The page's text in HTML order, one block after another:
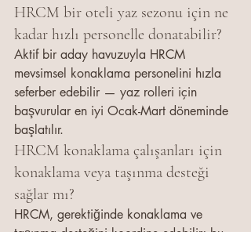
HRCM bir oteli yaz sezonu için ne
kadar hızlı personelle donatabilir?
Aktif bir aday havuzuyla HRCM
mevsimsel konaklama personelini hızla
seferber edebilir — yaz rolleri için
başvurular en iyi Ocak-Mart döneminde
başlatılır.
HRCM konaklama çalışanları için
konaklama veya taşınma desteği
sağlar mı?
HRCM, gerektiğinde konaklama ve